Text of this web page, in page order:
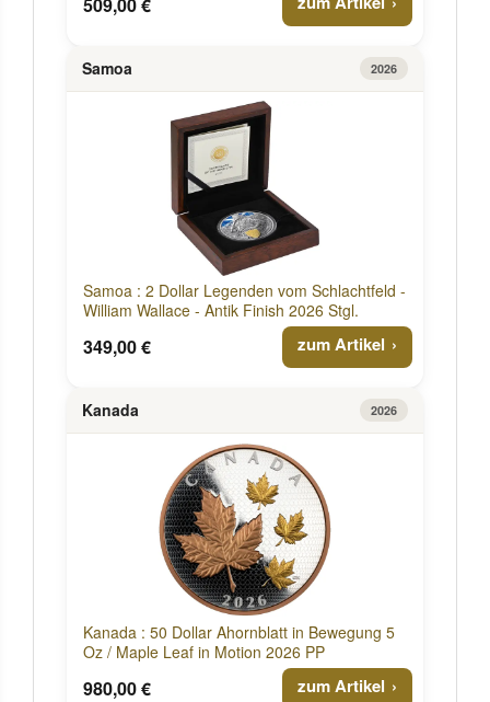
Samoa 2026
Samoa : 2 Dollar Legenden vom Schlachtfeld -
William Wallace - Antik Finish 2026 Stgl.
349,00 € zum Artikel
Kanada 2026
Kanada : 50 Dollar Ahornblatt in Bewegung 5
Oz / Maple Leaf in Motion 2026 PP
980,00 € zum Artikel